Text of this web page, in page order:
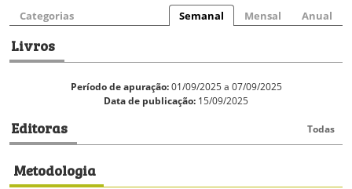
Categorias Semanal Mensal Anual
Livros
Período de apuração:01/09/2025 a 07/09/2025
Data de publicação: 15/09/2025
Editoras Todas
Metodologia